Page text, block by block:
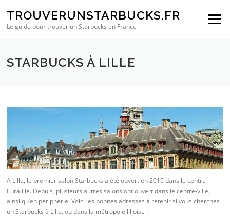
TROUVERUNSTARBUCKS.FR
Le guide pour trouver un Starbucks en France
Menu
STARBUCKS À LILLE
A Lille, le premier salon Starbucks a été ouvert en 2015 dans le centre
Euralille. Depuis, plusieurs autres salons ont ouvert dans le centre-ville,
ainsi qu’en périphérie. Voici les bonnes adresses à retenir si vous cherchez
un Starbucks à Lille, ou dans la métropole lilloise !